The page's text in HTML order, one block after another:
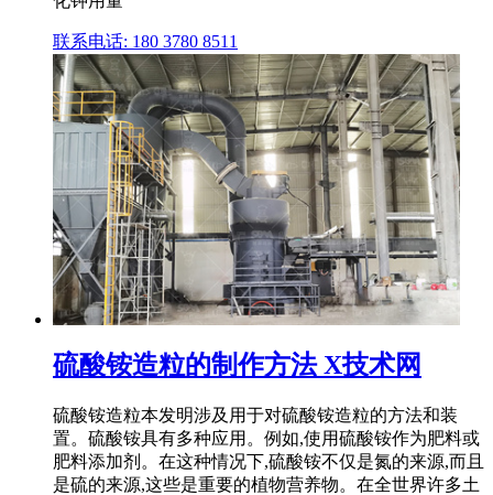
联系电话: 180 3780 8511
硫酸铵造粒的制作方法 X技术网
硫酸铵造粒本发明涉及用于对硫酸铵造粒的方法和装
置。硫酸铵具有多种应用。例如,使用硫酸铵作为肥料或
肥料添加剂。在这种情况下,硫酸铵不仅是氮的来源,而且
是硫的来源,这些是重要的植物营养物。在全世界许多土